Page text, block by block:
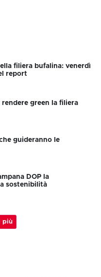
filiera bufalina: venerdì
report
rendere green la filiera
guideranno le
DOP la
sostenibilità
più